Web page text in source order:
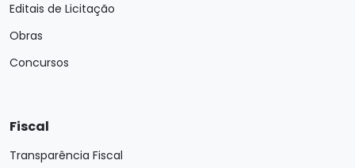
Editais de Licitação
Obras
Concursos
Fiscal
Transparência Fiscal